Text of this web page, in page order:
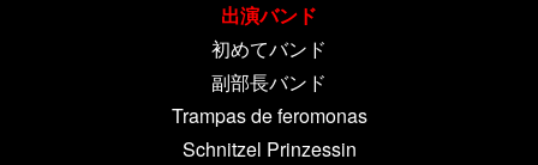
出演バンド
初めてバンド
副部長バンド
Trampas de feromonas
Schnitzel Prinzessin